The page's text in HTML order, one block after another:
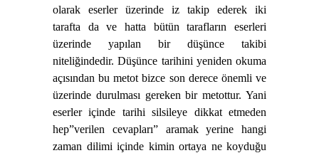
olarak eserler üzerinde iz takip ederek iki
tarafta da ve hatta bütün tarafların eserleri
üzerinde yapılan bir düşünce takibi
niteliğindedir. Düşünce tarihini yeniden okuma
açısından bu metot bizce son derece önemli ve
üzerinde durulması gereken bir metottur. Yani
eserler içinde tarihi silsileye dikkat etmeden
hep”verilen cevapları” aramak yerine hangi
zaman dilimi içinde kimin ortaya ne koyduğu